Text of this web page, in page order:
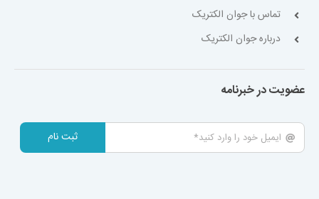
تماس با جوان الکتریک
درباره جوان الکتریک
عضویت در خبرنامه
ثبت نام